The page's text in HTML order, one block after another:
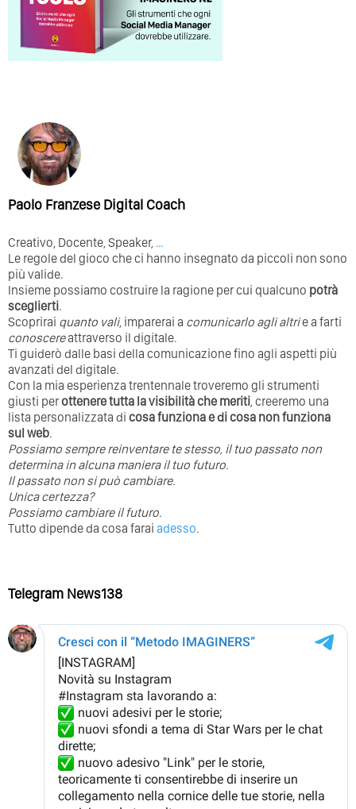
Paolo Franzese Digital Coach
Creativo, Docente, Speaker, …
Le regole del gioco che ci hanno insegnato da piccoli non sono
più valide.
Insieme possiamo costruire la ragione per cui qualcuno potrà
sceglierti.
Scoprirai quanto vali, imparerai a comunicarlo agli altrie a farti
conoscereattraverso il digitale.
Ti guiderò dalle basi della comunicazione fino agli aspetti più
avanzati del digitale.
Con la mia esperienza trentennale troveremo gli strumenti
giusti perottenere tutta la visibilità che meriti , creeremo una
lista personalizzata di cosa funziona e di cosa non funziona
sul web.
Possiamo sempre reinventare te stesso, il tuo passato non
determina in alcuna maniera il tuo futuro. ⁣
⁣Il passato non si può cambiare.
Unica certezza?
Possiamo cambiare il futuro.
Tutto dipende da cosa farai adesso.
Telegram News138